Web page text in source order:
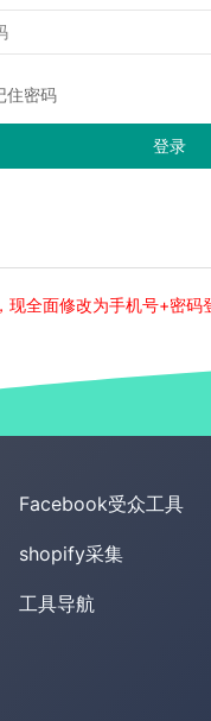
住密码
登录
全面修改为手机号+密码
Facebook受众工具
shopify采集
工具导航